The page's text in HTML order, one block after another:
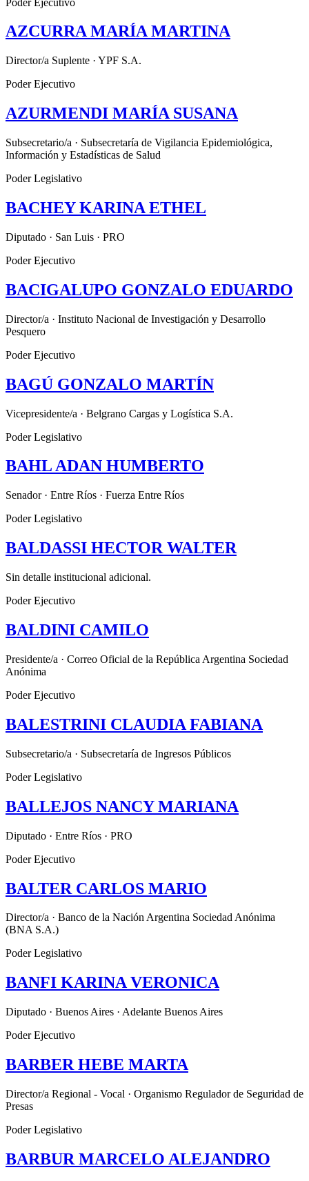
AZCURRA MARÍA MARTINA
Director/a Suplente · YPF S.A.
Poder Ejecutivo
AZURMENDI MARÍA SUSANA
Subsecretario/a · Subsecretaría de Vigilancia Epidemiológica,
Información y Estadísticas de Salud
Poder Legislativo
BACHEY KARINA ETHEL
Diputado · San Luis · PRO
Poder Ejecutivo
BACIGALUPO GONZALO EDUARDO
Director/a · Instituto Nacional de Investigación y Desarrollo
Pesquero
Poder Ejecutivo
BAGÚ GONZALO MARTÍN
Vicepresidente/a · Belgrano Cargas y Logística S.A.
Poder Legislativo
BAHL ADAN HUMBERTO
Senador · Entre Ríos · Fuerza Entre Ríos
Poder Legislativo
BALDASSI HECTOR WALTER
Sin detalle institucional adicional.
Poder Ejecutivo
BALDINI CAMILO
Presidente/a · Correo Oficial de la República Argentina Sociedad
Anónima
Poder Ejecutivo
BALESTRINI CLAUDIA FABIANA
Subsecretario/a · Subsecretaría de Ingresos Públicos
Poder Legislativo
BALLEJOS NANCY MARIANA
Diputado · Entre Ríos · PRO
Poder Ejecutivo
BALTER CARLOS MARIO
Director/a · Banco de la Nación Argentina Sociedad Anónima
(BNA S.A.)
Poder Legislativo
BANFI KARINA VERONICA
Diputado · Buenos Aires · Adelante Buenos Aires
Poder Ejecutivo
BARBER HEBE MARTA
Director/a Regional - Vocal · Organismo Regulador de Seguridad de
Presas
Poder Legislativo
BARBUR MARCELO ALEJANDRO